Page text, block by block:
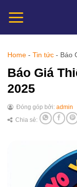
đến
Home - Tin tức - Báo
Báo Giá
2025
Đóng góp bởi: admin
Chia sẻ: